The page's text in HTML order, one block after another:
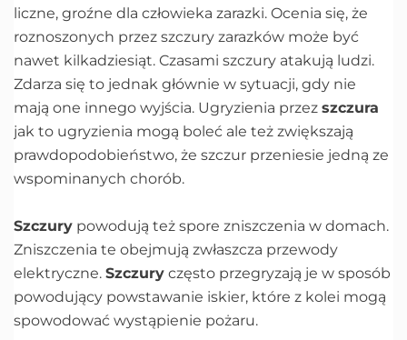
liczne, groźne dla człowieka zarazki. Ocenia się, że
roznoszonych przez szczury zarazków może być
nawet kilkadziesiąt. Czasami szczury atakują ludzi.
Zdarza się to jednak głównie w sytuacji, gdy nie
mają one innego wyjścia. Ugryzienia przez szczura
jak to ugryzienia mogą boleć ale też zwiększają
prawdopodobieństwo, że szczur przeniesie jedną ze
wspominanych chorób.
Szczury powodują też spore zniszczenia w domach.
Zniszczenia te obejmują zwłaszcza przewody
elektryczne. Szczury często przegryzają je w sposób
powodujący powstawanie iskier, które z kolei mogą
spowodować wystąpienie pożaru.